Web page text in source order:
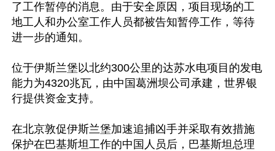
了工作暂停的消息。由于安全原因，项目现场的工
地工人和办公室工作人员都被告知暂停工作，等待
进一步的通知。
位于伊斯兰堡以北约300公里的达苏水电项目的发电
能力为4320兆瓦，由中国葛洲坝公司承建，世界银
行提供资金支持。
在北京敦促伊斯兰堡加速追捕凶手并采取有效措施
保护在巴基斯坦工作的中国人员后，巴基斯坦总理